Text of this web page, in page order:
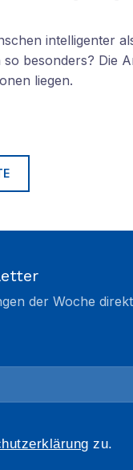
intelligenter
so besonders? Die
liegen.
der Woche